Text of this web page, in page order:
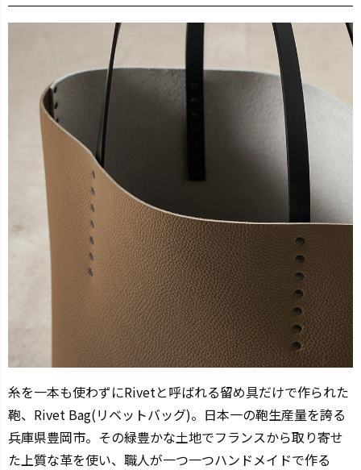
糸を一本も使わずにRivetと呼ばれる留め具だけで作られた
鞄、Rivet Bag(リベットバッグ)。日本一の鞄生産量を誇る
兵庫県豊岡市。その緑豊かな土地でフランスから取り寄せ
た上質な革を使い、職人が一つ一つハンドメイドで作る